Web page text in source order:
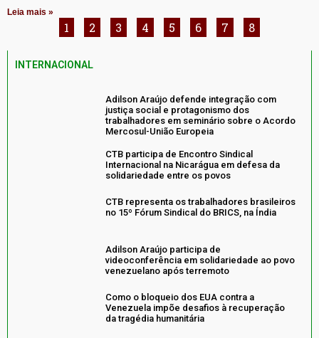
Leia mais »
1 2 3 4 5 6 7 8
INTERNACIONAL
Adilson Araújo defende integração com
justiça social e protagonismo dos
trabalhadores em seminário sobre o Acordo
Mercosul-União Europeia
CTB participa de Encontro Sindical
Internacional na Nicarágua em defesa da
solidariedade entre os povos
CTB representa os trabalhadores brasileiros
no 15º Fórum Sindical do BRICS, na Índia
Adilson Araújo participa de
videoconferência em solidariedade ao povo
venezuelano após terremoto
Como o bloqueio dos EUA contra a
Venezuela impõe desafios à recuperação
da tragédia humanitária